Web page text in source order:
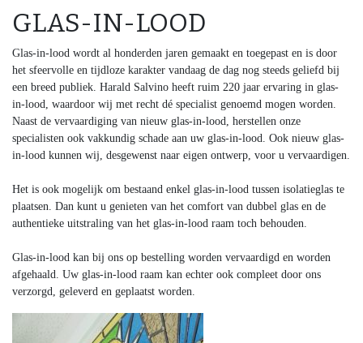
GLAS-IN-LOOD
Glas-in-lood wordt al honderden jaren gemaakt en toegepast en is door
het sfeervolle en tijdloze karakter vandaag de dag nog steeds geliefd bij
een breed publiek. Harald Salvino heeft ruim 220 jaar ervaring in glas-
in-lood, waardoor wij met recht dé specialist genoemd mogen worden.
Naast de vervaardiging van nieuw glas-in-lood, herstellen onze
specialisten ook vakkundig schade aan uw glas-in-lood. Ook nieuw glas-
in-lood kunnen wij, desgewenst naar eigen ontwerp, voor u vervaardigen.
Het is ook mogelijk om bestaand enkel glas-in-lood tussen isolatieglas te
plaatsen. Dan kunt u genieten van het comfort van dubbel glas en de
authentieke uitstraling van het glas-in-lood raam toch behouden.
Glas-in-lood kan bij ons op bestelling worden vervaardigd en worden
afgehaald. Uw glas-in-lood raam kan echter ook compleet door ons
verzorgd, geleverd en geplaatst worden.